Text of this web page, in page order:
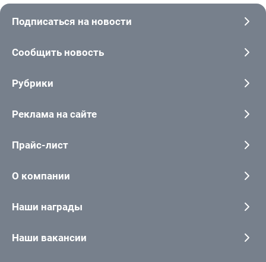
Подписаться на новости
Сообщить новость
Рубрики
Реклама на сайте
Прайс-лист
О компании
Наши награды
Наши вакансии